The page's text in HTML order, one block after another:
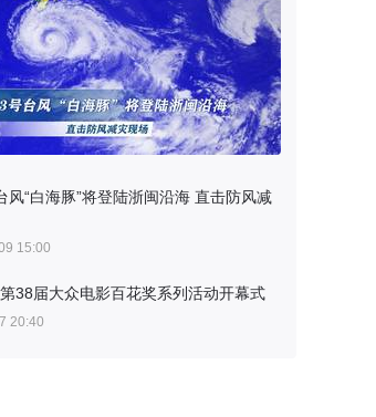
风“白海豚”将登陆浙闽沿海 直击防风减
15:00
38届大众电影百花奖系列活动开幕式
20:40